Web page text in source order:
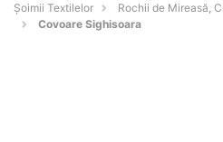
Șoimii Textilelor
Rochii de Mireasă,
Covoare Sighisoara